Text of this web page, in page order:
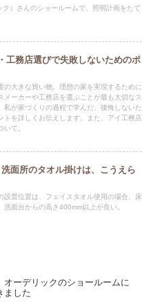
）さんのショールームで、照明計画をたて
工務店選びで失敗しないためのポ
の大きな買い物。理想の家を実現するために
メーカーや工務店を選ぶことが最も大切なス
私が家づくりの過程で学んだ、後悔しないた
トを詳しくお伝えします。また、アイ工務店
て。
洗面所のタオル掛けは、こうえら
設置位置は、フェイスタオル使用の場合、床
洗面台からの高さ400mm以上が良い。
オーデリックのショールームに
ました